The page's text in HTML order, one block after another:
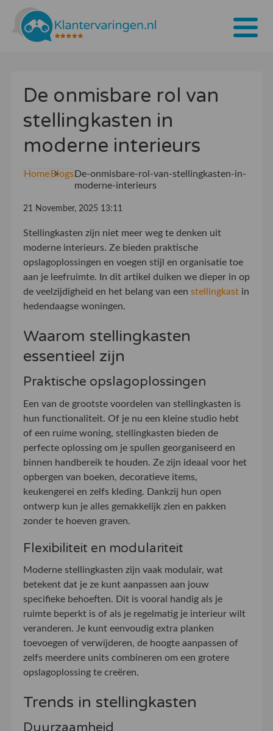
Tarieven
Bedrijven
Over ons
Blogs
Contact
Bedrijf aanmelden
Inloggen
De onmisbare rol van
stellingkasten in
moderne interieurs
Home Blogs De-onmisbare-rol-van-stellingkasten-in-
moderne-interieurs
21 November, 2025 13:11
Stellingkasten zijn niet meer weg te denken uit
moderne interieurs. Ze bieden praktische
opslagoplossingen en voegen stijl en organisatie toe
aan je leefruimte. In dit artikel duiken we dieper in op
de veelzijdigheid en het belang van een stellingkastin
hedendaagse woningen.
Waarom stellingkasten
essentieel zijn
Praktische opslagoplossingen
Een van de grootste voordelen van stellingkasten is
hun functionaliteit. Of je nu een kleine studio hebt
of een ruime woning, stellingkasten bieden de
perfecte oplossing om je spullen georganiseerd en
binnen handbereik te houden. Ze zijn ideaal voor het
opbergen van boeken, decoratieve items,
keukengerei en zelfs kleding. Dankzij hun open
ontwerp kun je alles gemakkelijk zien en pakken
zonder te hoeven graven.
Flexibiliteit en modulariteit
Moderne stellingkasten zijn vaak modulair, wat
betekent dat je ze kunt aanpassen aan jouw
specifieke behoeften. Dit is vooral handig als je
ruimte beperkt is of als je regelmatig je interieur wilt
veranderen. Je kunt eenvoudig extra planken
toevoegen of verwijderen, de hoogte aanpassen of
zelfs meerdere units combineren om een grotere
opslagoplossing te creëren.
Trends in stellingkasten
Duurzaamheid